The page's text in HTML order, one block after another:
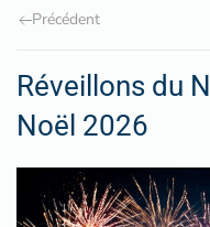
Précédent
Réveillons du
Noël 2026